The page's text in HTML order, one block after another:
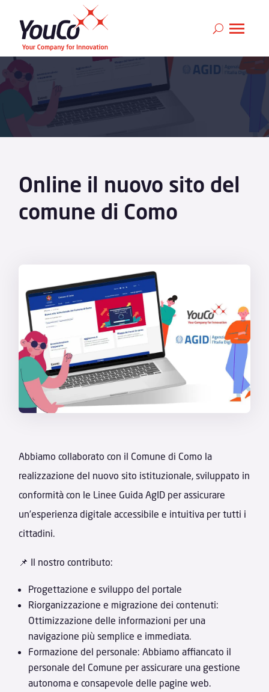
Online il nuovo sito del
comune di Como
Abbiamo collaborato con il Comune di Como la
realizzazione del nuovo sito istituzionale, sviluppato in
conformità con le Linee Guida AgID per assicurare
un’esperienza digitale accessibile e intuitiva per tutti i
cittadini.
📌 Il nostro contributo:
Progettazione e sviluppo del portale
Riorganizzazione e migrazione dei contenuti:
Ottimizzazione delle informazioni per una
navigazione più semplice e immediata.
Formazione del personale: Abbiamo affiancato il
personale del Comune per assicurare una gestione
autonoma e consapevole delle pagine web.